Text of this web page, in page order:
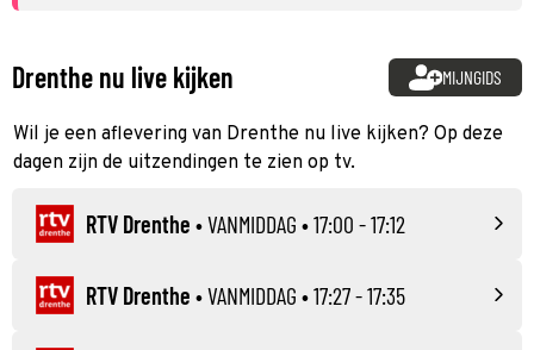
Drenthe nu live kijken MIJNGIDS
Wil je een aflevering van Drenthe nu live kijken? Op deze
dagen zijn de uitzendingen te zien op tv.
RTV Drenthe •VANMIDDAG • 17:00 - 17:12
RTV Drenthe •VANMIDDAG • 17:27 - 17:35